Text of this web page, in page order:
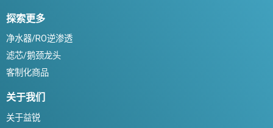
探索更多
净水器/RO逆渗透
滤芯/鹅颈龙头
客制化商品
关于我们
关于益锐